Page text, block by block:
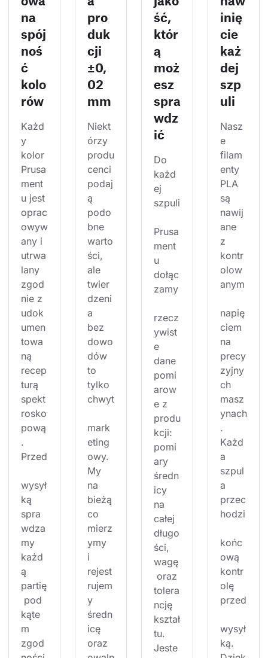
na
spój
noś
ć
kolo
rów
Każd
y
kolor
Prusa
ment
u jest
oprac
owyw
any i
utrwa
lany
zgod
nie z
udok
umen
towa
ną
recep
turą
spekt
rosko
pową
.
Przed
wysył
ką
spra
wdza
my
każd
ą
partię
pod
kąte
m
zgod
pro
duk
cji
±0,
02
mm
Niekt
órzy
produ
cenci
podaj
ą
podo
bne
warto
ści,
ale
twier
dzeni
a
bez
dowo
dów
to
tylko
chwyt
mark
eting
owy.
My
na
bieżą
co
mierz
ymy
i
rejest
rujem
y
średn
icę
oraz
ść,
któr
ą
moż
esz
spra
wdz
ić
Do
każd
ej
szpuli
Prusa
ment
u
dołąc
zamy
rzecz
ywist
e
dane
pomi
arow
e z
produ
kcji:
pomi
ary
średn
icy
na
całej
długo
ści,
wagę
oraz
tolera
ncję
kształ
tu.
Jeste
inię
cie
każ
dej
szp
uli
Nasz
e
filam
enty
PLA
są
nawij
ane
z
kontr
olow
anym
napię
ciem
na
precy
zyjny
ch
masz
ynach
.
Każd
a
szpul
a
przec
hodzi
końc
ową
kontr
olę
przed
wysył
ką.